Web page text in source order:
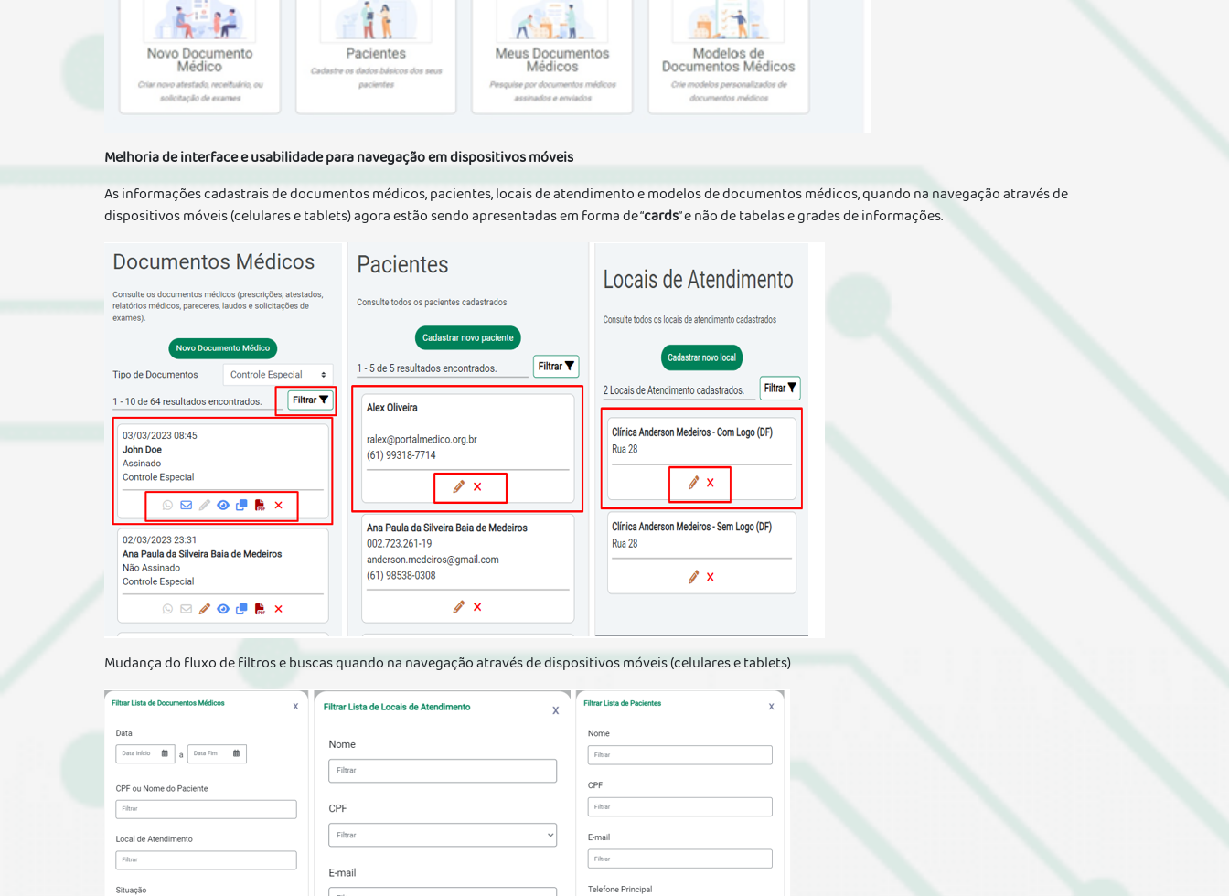
Melhoria de interface e usabilidade para navegação em dispositivos móveis
As informações cadastrais de documentos médicos, pacientes, locais de atendimento e modelos de documentos médicos, quando na navegação através de
dispositivos móveis (celulares e tablets) agora estão sendo apresentadas em forma de “cards” e não de tabelas e grades de informações.
Mudança do fluxo de filtros e buscas quando na navegação através de dispositivos móveis (celulares e tablets)